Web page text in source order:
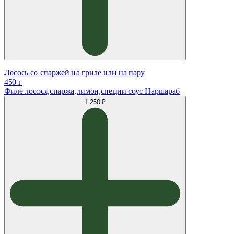
Лосось со спаржей на гриле или на пару
450 г
Филе лосося,спаржа,лимон,специи соус Наршараб
1 250 ₽